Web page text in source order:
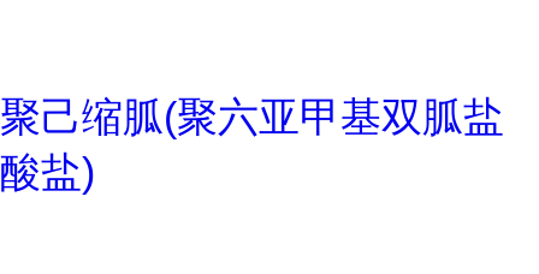
聚己缩胍(聚六亚甲基双胍盐
酸盐)